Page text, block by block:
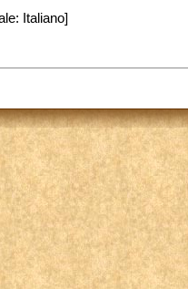
Italiano]